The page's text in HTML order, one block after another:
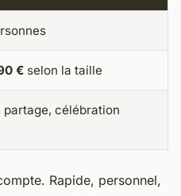
€ selon la taille
célébration
Rapide, personnel,